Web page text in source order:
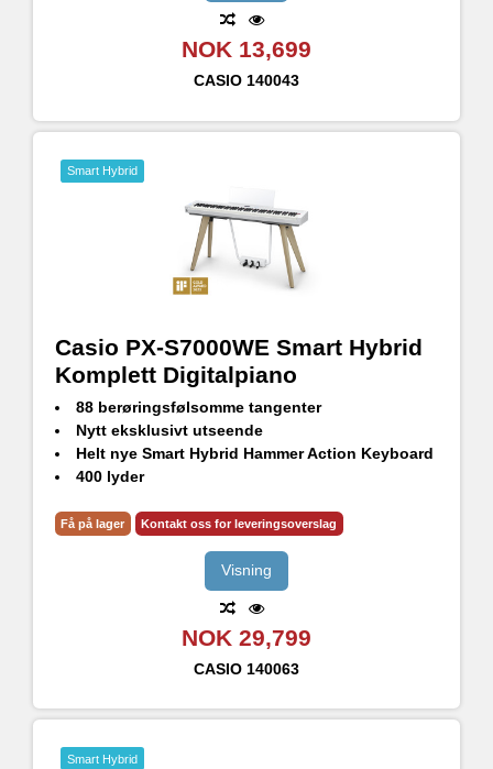
NOK 13,699
CASIO 140043
Smart Hybrid
Casio PX-S7000WE Smart Hybrid
Komplett Digitalpiano
88 berøringsfølsomme tangenter
Nytt eksklusivt utseende
Helt nye Smart Hybrid Hammer Action Keyboard
400 lyder
Flerdimensjonal Morphing Air-lydkilde
Bluetooth® Audio kompatibel med WUBT10 (inkludert)
Få på lager Kontakt oss for leveringsoverslag
Visning
NOK 29,799
CASIO 140063
Smart Hybrid